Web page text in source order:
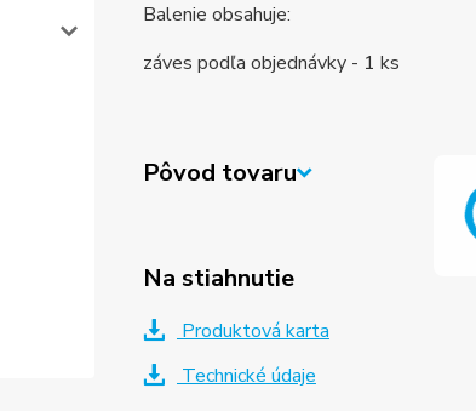
Balenie obsahuje:
záves podľa objednávky - 1 ks
Pôvod tovaru
Na stiahnutie
Produktová karta
Technické údaje